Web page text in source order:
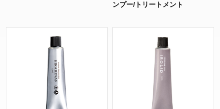
ンプー/トリートメント